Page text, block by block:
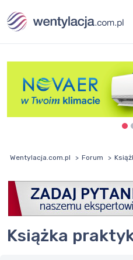
Wentylacja.com.pl Forum
Książka